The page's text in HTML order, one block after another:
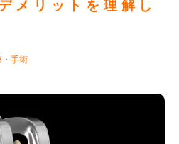
メリットを理解し
・手術